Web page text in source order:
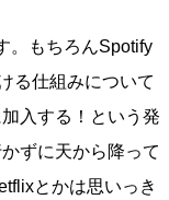
。もちろんSpotify
る仕組みについて
入する！という発
ずに天から降って
とかは思いっき